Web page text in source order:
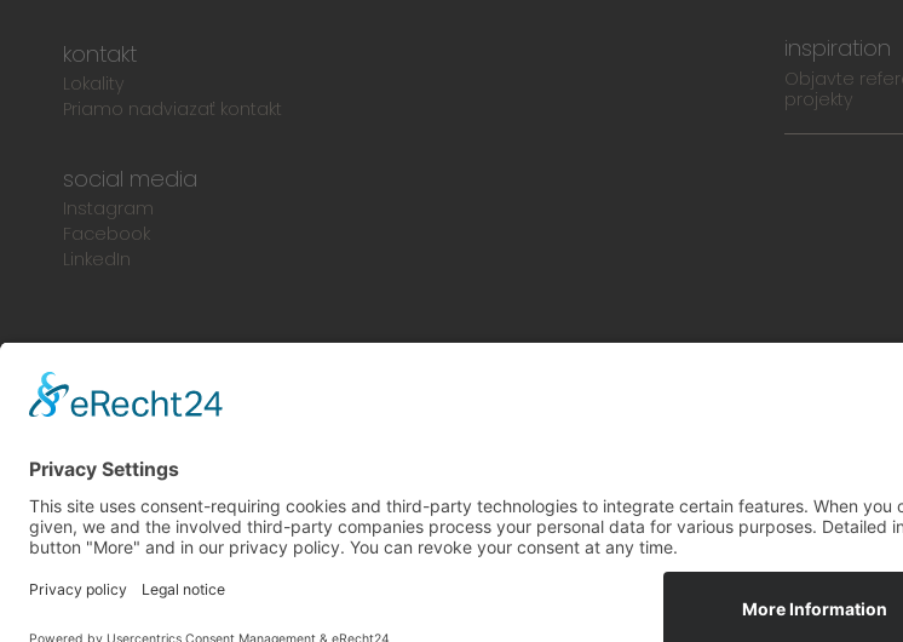
kontakt
Lokality
Priamo nadviazať kontakt
social media
Instagram
Facebook
LinkedIn
inspiration
Objavte
projekty